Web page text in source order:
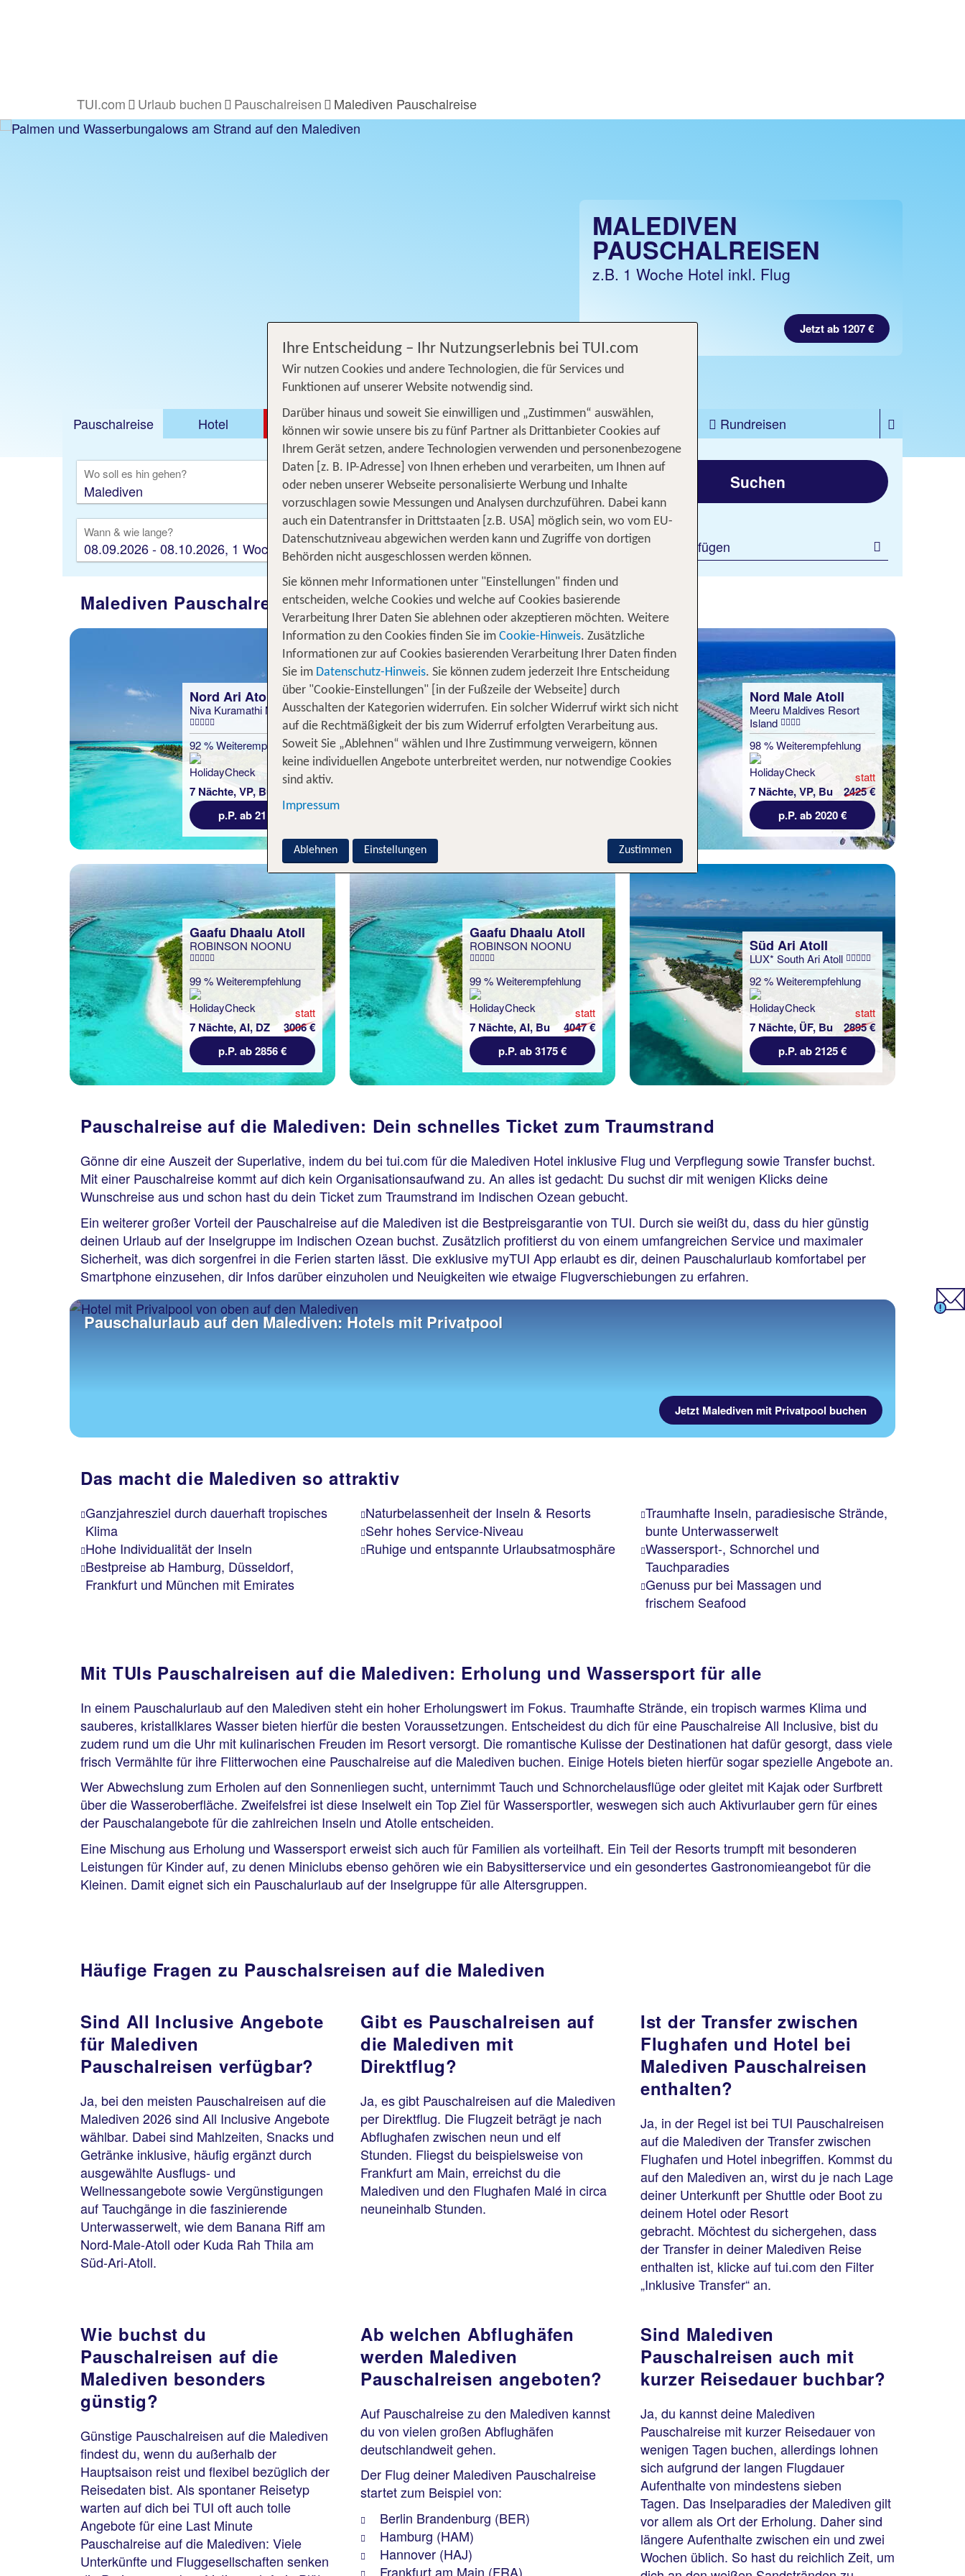
TUI.com Urlaub buchen Pauschalreisen Malediven Pauschalreise
MALEDIVEN
PAUSCHALREISEN
z.B. 1 Woche Hotel inkl. Flug
Jetzt ab 1207 €
Pauschalreise Hotel DEALS Flug Ferienhaus Mietwagen Kreuzfahrten
Rundreisen
Ausflüge
Camper Privattransfer Zusatzleistungen
Wo soll es hin gehen? Von wo?
Beliebig
Wann & wie lange?
08.09.2026 - 08.10.2026, 1 Woche
Wer reist mit?
2 Erwachsene
Suchen
Filter hinzufügen
Malediven Pauschalreisen - 1 Woche Hotel inkl. Flug
Nord Ari Atoll
Niva Kuramathi Maldives
92 % Weiterempfehlung
7 Nächte, VP, Bu
statt
p.P. ab 2113 €
Raa Atoll
Niva Dhigali Maldives
98 % Weiterempfehlung
Nord Male Atoll
Meeru Maldives Resort
Island
98 % Weiterempfehlung
7 Nächte, VP, Bu
statt
2425 €
p.P. ab 2020 €
Gaafu Dhaalu Atoll
ROBINSON NOONU
99 % Weiterempfehlung
7 Nächte, AI, DZ
statt
3006 €
p.P. ab 2856 €
Gaafu Dhaalu Atoll
ROBINSON NOONU
99 % Weiterempfehlung
7 Nächte, AI, Bu
statt
4047 €
p.P. ab 3175 €
Süd Ari Atoll
LUX* South Ari Atoll
92 % Weiterempfehlung
7 Nächte, ÜF, Bu
statt
2895 €
p.P. ab 2125 €
Pauschalreise auf die Malediven: Dein schnelles Ticket zum Traumstrand
Gönne dir eine Auszeit der Superlative, indem du bei tui.com für die Malediven Hotel inklusive Flug und Verpflegung sowie Transfer buchst.
Mit einer Pauschalreise kommt auf dich kein Organisationsaufwand zu. An alles ist gedacht: Du suchst dir mit wenigen Klicks deine
Wunschreise aus und schon hast du dein Ticket zum Traumstrand im Indischen Ozean gebucht.
Ein weiterer großer Vorteil der Pauschalreise auf die Malediven ist die Bestpreisgarantie von TUI. Durch sie weißt du, dass du hier günstig
deinen Urlaub auf der Inselgruppe im Indischen Ozean buchst. Zusätzlich profitierst du von einem umfangreichen Service und maximaler
Sicherheit, was dich sorgenfrei in die Ferien starten lässt. Die exklusive myTUI App erlaubt es dir, deinen Pauschalurlaub komfortabel per
Smartphone einzusehen, dir Infos darüber einzuholen und Neuigkeiten wie etwaige Flugverschiebungen zu erfahren.
Pauschalurlaub auf den Malediven: Hotels mit Privatpool
Jetzt Malediven mit Privatpool buchen
Das macht die Malediven so attraktiv
Ganzjahresziel durch dauerhaft tropisches
Klima
Hohe Individualität der Inseln
Bestpreise ab Hamburg, Düsseldorf,
Frankfurt und München mit Emirates
Naturbelassenheit der Inseln & Resorts
Sehr hohes Service-Niveau
Ruhige und entspannte Urlaubsatmosphäre
Traumhafte Inseln, paradiesische Strände,
bunte Unterwasserwelt
Wassersport-, Schnorchel und
Tauchparadies
Genuss pur bei Massagen und
frischem Seafood
Mit TUIs Pauschalreisen auf die Malediven: Erholung und Wassersport für alle
In einem Pauschalurlaub auf den Malediven steht ein hoher Erholungswert im Fokus. Traumhafte Strände, ein tropisch warmes Klima und
sauberes, kristallklares Wasser bieten hierfür die besten Voraussetzungen. Entscheidest du dich für eine Pauschalreise All Inclusive, bist du
zudem rund um die Uhr mit kulinarischen Freuden im Resort versorgt. Die romantische Kulisse der Destinationen hat dafür gesorgt, dass viele
frisch Vermählte für ihre Flitterwochen eine Pauschalreise auf die Malediven buchen. Einige Hotels bieten hierfür sogar spezielle Angebote an.
Wer Abwechslung zum Erholen auf den Sonnenliegen sucht, unternimmt Tauch und Schnorchelausflüge oder gleitet mit Kajak oder Surfbrett
über die Wasseroberfläche. Zweifelsfrei ist diese Inselwelt ein Top Ziel für Wassersportler, weswegen sich auch Aktivurlauber gern für eines
der Pauschalangebote für die zahlreichen Inseln und Atolle entscheiden.
Eine Mischung aus Erholung und Wassersport erweist sich auch für Familien als vorteilhaft. Ein Teil der Resorts trumpft mit besonderen
Leistungen für Kinder auf, zu denen Miniclubs ebenso gehören wie ein Babysitterservice und ein gesondertes Gastronomieangebot für die
Kleinen. Damit eignet sich ein Pauschalurlaub auf der Inselgruppe für alle Altersgruppen.
Häufige Fragen zu Pauschalsreisen auf die Malediven
Sind All Inclusive Angebote
für Malediven
Pauschalreisen verfügbar?
Ja, bei den meisten Pauschalreisen auf die
Malediven 2026 sind All Inclusive Angebote
wählbar. Dabei sind Mahlzeiten, Snacks und
Getränke inklusive, häufig ergänzt durch
ausgewählte Ausflugs- und
Wellnessangebote sowie Vergünstigungen
auf Tauchgänge in die faszinierende
Unterwasserwelt, wie dem Banana Riff am
Nord-Male-Atoll oder Kuda Rah Thila am
Süd-Ari-Atoll.
Gibt es Pauschalreisen auf
die Malediven mit
Direktflug?
Ja, es gibt Pauschalreisen auf die Malediven
per Direktflug. Die Flugzeit beträgt je nach
Abflughafen zwischen neun und elf
Stunden. Fliegst du beispielsweise von
Frankfurt am Main, erreichst du die
Malediven und den Flughafen Malé in circa
neuneinhalb Stunden.
Ist der Transfer zwischen
Flughafen und Hotel bei
Malediven Pauschalreisen
enthalten?
Ja, in der Regel ist bei TUI Pauschalreisen
auf die Malediven der Transfer zwischen
Flughafen und Hotel inbegriffen. Kommst du
auf den Malediven an, wirst du je nach Lage
deiner Unterkunft per Shuttle oder Boot zu
deinem Hotel oder Resort
gebracht. Möchtest du sichergehen, dass
der Transfer in deiner Malediven Reise
enthalten ist, klicke auf tui.com den Filter
„Inklusive Transfer“ an.
Wie buchst du
Pauschalreisen auf die
Malediven besonders
günstig?
Günstige Pauschalreisen auf die Malediven
findest du, wenn du außerhalb der
Hauptsaison reist und flexibel bezüglich der
Reisedaten bist. Als spontaner Reisetyp
warten auf dich bei TUI oft auch tolle
Angebote für eine Last Minute
Pauschalreise auf die Malediven: Viele
Unterkünfte und Fluggesellschaften senken
Ab welchen Abflughäfen
werden Malediven
Pauschalreisen angeboten?
Auf Pauschalreise zu den Malediven kannst
du von vielen großen Abflughäfen
deutschlandweit gehen.
Der Flug deiner Malediven Pauschalreise
startet zum Beispiel von:
Berlin Brandenburg (BER)
Hamburg (HAM)
Hannover (HAJ)
Frankfurt am Main (FRA)
Sind Malediven
Pauschalreisen auch mit
kurzer Reisedauer buchbar?
Ja, du kannst deine Malediven
Pauschalreise mit kurzer Reisedauer von
wenigen Tagen buchen, allerdings lohnen
sich aufgrund der langen Flugdauer
Aufenthalte von mindestens sieben
Tagen. Das Inselparadies der Malediven gilt
vor allem als Ort der Erholung. Daher sind
längere Aufenthalte zwischen ein und zwei
Wochen üblich. So hast du reichlich Zeit, um
Ihre Entscheidung – Ihr Nutzungserlebnis bei TUI.com
Wir nutzen Cookies und andere Technologien, die für Services und
Funktionen auf unserer Website notwendig sind.
Darüber hinaus und soweit Sie einwilligen und „Zustimmen“ auswählen,
können wir sowie unsere bis zu fünf Partner als Drittanbieter Cookies auf
Ihrem Gerät setzen, andere Technologien verwenden und personenbezogene
Daten [z. B. IP-Adresse] von Ihnen erheben und verarbeiten, um Ihnen auf
oder neben unserer Webseite personalisierte Werbung und Inhalte
vorzuschlagen sowie Messungen und Analysen durchzuführen. Dabei kann
auch ein Datentransfer in Drittstaaten [z.B. USA] möglich sein, wo vom EU-
Datenschutzniveau abgewichen werden kann und Zugriffe von dortigen
Behörden nicht ausgeschlossen werden können.
Sie können mehr Informationen unter "Einstellungen" finden und
entscheiden, welche Cookies und welche auf Cookies basierende
Verarbeitung Ihrer Daten Sie ablehnen oder akzeptieren möchten. Weitere
Information zu den Cookies finden Sie im Cookie-Hinweis. Zusätzliche
Informationen zur auf Cookies basierenden Verarbeitung Ihrer Daten finden
Sie im Datenschutz-Hinweis. Sie können zudem jederzeit Ihre Entscheidung
über "Cookie-Einstellungen" [in der Fußzeile der Webseite] durch
Ausschalten der Kategorien widerrufen. Ein solcher Widerruf wirkt sich nicht
auf die Rechtmäßigkeit der bis zum Widerruf erfolgten Verarbeitung aus.
Soweit Sie „Ablehnen“ wählen und Ihre Zustimmung verweigern, können
keine individuellen Angebote unterbreitet werden, nur notwendige Cookies
sind aktiv.
Impressum
Zustimmen
Ablehnen Einstellungen